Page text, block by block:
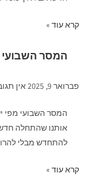
קרא עוד »
המסר השבועי 9.2.25
פברואר 9, 2025 אין
אותנו שהתחלה
להתחדש מבלי
קרא עוד »